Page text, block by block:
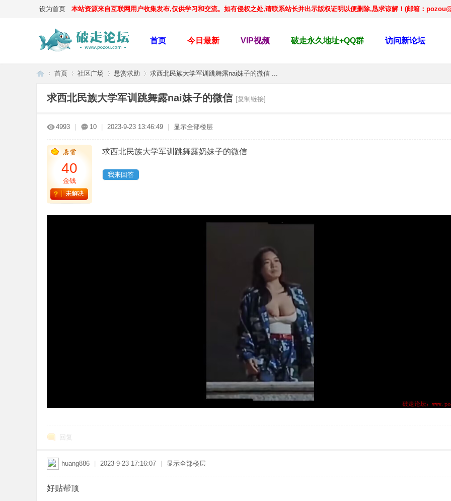
设为首页 本站资源来自互联网用户收集发布,仅供学习和交流。如有侵权之处,请联系站长并出示版权证明以便删除,恳求谅解！(邮箱：
首页 今日最新 VIP视频 破走永久地址+QQ群 访问新论坛
首页 社区广场 悬赏求助 求西北民族大学军训跳舞露nai妹子的微信 ...
求西北民族大学军训跳舞露nai妹子的微信 [复制链接]
4993 10 2023-9-23 13:46:49 显示全部楼层
40
金钱
求西北民族大学军训跳舞露奶妹子的微信
我来回答
回复
huang886 2023-9-23 17:16:07 显示全部楼层
好贴帮顶